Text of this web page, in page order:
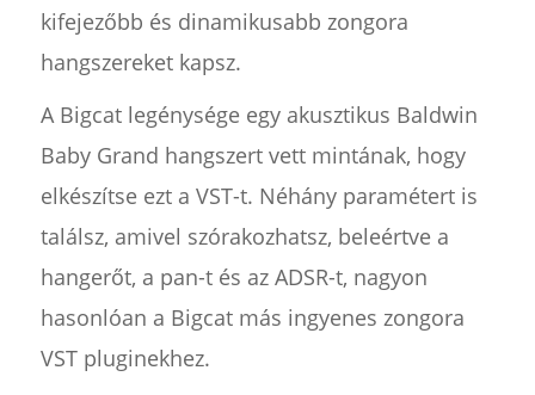
kifejezőbb és dinamikusabb zongora
hangszereket kapsz.
A Bigcat legénysége egy akusztikus Baldwin
Baby Grand hangszert vett mintának, hogy
elkészítse ezt a VST-t. Néhány paramétert is
találsz, amivel szórakozhatsz, beleértve a
hangerőt, a pan-t és az ADSR-t, nagyon
hasonlóan a Bigcat más ingyenes zongora
VST pluginekhez.